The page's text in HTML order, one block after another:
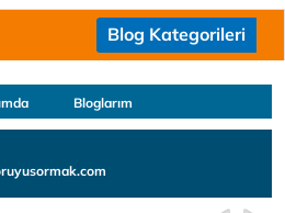
Blog Kategorileri
Bloglarım